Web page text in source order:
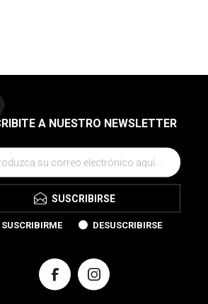
A NUESTRO NEWSLETTER
SUSCRIBIRSE
SUSCRIBIRME DESUSCRIBIRSE